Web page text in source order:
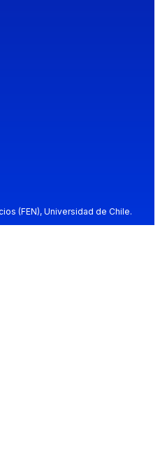
(FEN), Universidad de Chile.